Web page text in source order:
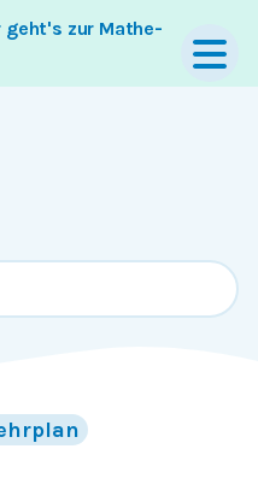
geht's zur Mathe-